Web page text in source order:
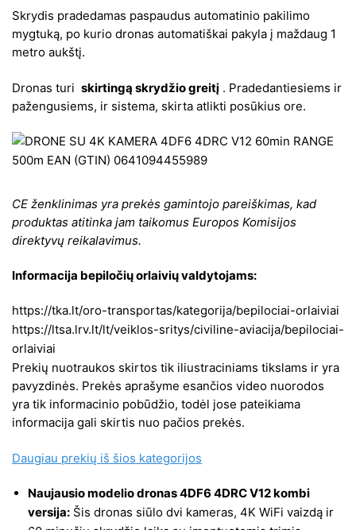
Skrydis pradedamas paspaudus automatinio pakilimo
mygtuką, po kurio dronas automatiškai pakyla į maždaug 1
metro aukštį.
Dronas turi skirtingą skrydžio greitį . Pradedantiesiems ir
pažengusiems, ir sistema, skirta atlikti posūkius ore.
CE ženklinimas yra prekės gamintojo pareiškimas, kad
produktas atitinka jam taikomus Europos Komisijos
direktyvų reikalavimus.
Informacija bepiločių orlaivių valdytojams:
https://tka.lt/oro-transportas/kategorija/bepilociai-orlaiviai
https://ltsa.lrv.lt/lt/veiklos-sritys/civiline-aviacija/bepilociai-
orlaiviai
Prekių nuotraukos skirtos tik iliustraciniams tikslams ir yra
pavyzdinės. Prekės aprašyme esančios video nuorodos
yra tik informacinio pobūdžio, todėl jose pateikiama
informacija gali skirtis nuo pačios prekės.
Daugiau prekių iš šios kategorijos
Naujausio modelio dronas 4DF6 4DRC V12 kombi
versija: Šis dronas siūlo dvi kameras, 4K WiFi vaizdą ir